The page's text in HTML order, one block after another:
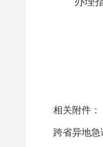
相关附件：
跨省异地